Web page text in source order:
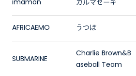
imamon カルマセーキ
AFRICAEMO うつぼ
SUBMARINE
Charlie Brown&B
aseball Team